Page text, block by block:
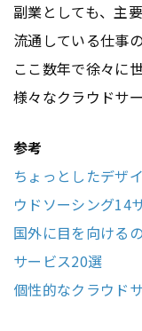
副業としても、主
流通している仕事
ここ数年で徐々に
様々なクラウドサ
参考
ちょっとしたデザ
ウドソーシング14
国外に目を向ける
サービス20選
個性的なクラウド